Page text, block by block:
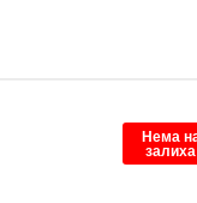
Нема
залиха